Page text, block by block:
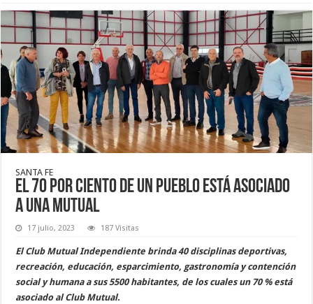
SANTA FE
El 70 por ciento de un pueblo está asociado
a una mutual
17 julio, 2023 187 Visitas
El Club Mutual Independiente brinda 40 disciplinas deportivas,
recreación, educación, esparcimiento, gastronomía y contención
social y humana a sus 5500 habitantes, de los cuales un 70 % está
asociado al Club Mutual.